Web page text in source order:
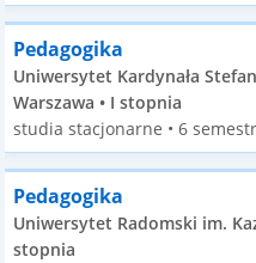
Pedagogika
Uniwersytet Kardynała
Warszawa • I stopnia
studia stacjonarne • 6
Pedagogika
Uniwersytet Radomski im.
stopnia